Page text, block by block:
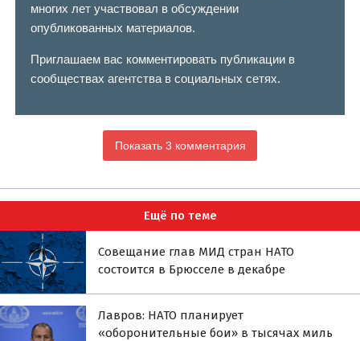
многих лет участвовал в обсуждении
опубликованных материалов.
Приглашаем вас комментировать публикации в
сообществах агентства в социальных сетях.
Показать 3 комментария
Ещё по теме
Совещание глав МИД стран НАТО
состоится в Брюсселе в декабре
Лавров: НАТО планирует
«оборонительные бои» в тысячах миль